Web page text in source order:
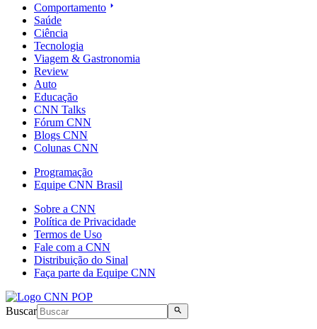
Comportamento
Saúde
Ciência
Tecnologia
Viagem & Gastronomia
Review
Auto
Educação
CNN Talks
Fórum CNN
Blogs CNN
Colunas CNN
Programação
Equipe CNN Brasil
Sobre a CNN
Política de Privacidade
Termos de Uso
Fale com a CNN
Distribuição do Sinal
Faça parte da Equipe CNN
Buscar